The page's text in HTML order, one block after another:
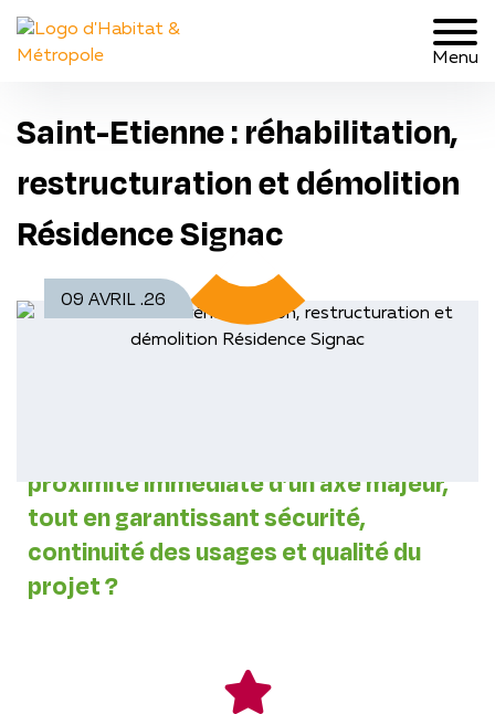
Menu
Saint-Etienne : réhabilitation,
restructuration et démolition
Résidence Signac
09 AVRIL .26
proximité immédiate d’un axe majeur,
tout en garantissant sécurité,
continuité des usages et qualité du
projet ?